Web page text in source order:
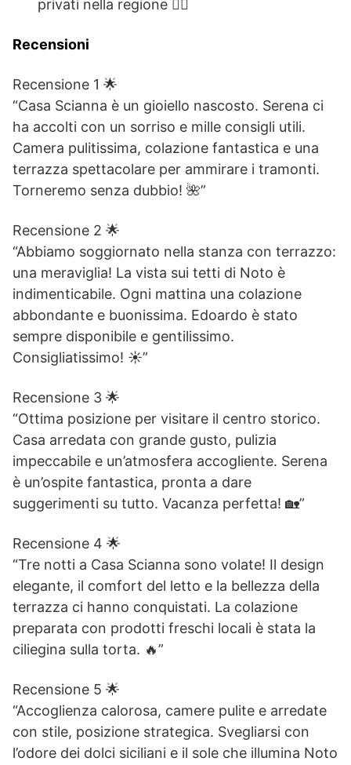
privati nella regione 🚶‍♂️
Recensioni
Recensione 1 🌟
“Casa Scianna è un gioiello nascosto. Serena ci
ha accolti con un sorriso e mille consigli utili.
Camera pulitissima, colazione fantastica e una
terrazza spettacolare per ammirare i tramonti.
Torneremo senza dubbio! 🌺”
Recensione 2 🌟
“Abbiamo soggiornato nella stanza con terrazzo:
una meraviglia! La vista sui tetti di Noto è
indimenticabile. Ogni mattina una colazione
abbondante e buonissima. Edoardo è stato
sempre disponibile e gentilissimo.
Consigliatissimo! ☀️”
Recensione 3 🌟
“Ottima posizione per visitare il centro storico.
Casa arredata con grande gusto, pulizia
impeccabile e un’atmosfera accogliente. Serena
è un’ospite fantastica, pronta a dare
suggerimenti su tutto. Vacanza perfetta! 🏡”
Recensione 4 🌟
“Tre notti a Casa Scianna sono volate! Il design
elegante, il comfort del letto e la bellezza della
terrazza ci hanno conquistati. La colazione
preparata con prodotti freschi locali è stata la
ciliegina sulla torta. 🔥”
Recensione 5 🌟
“Accoglienza calorosa, camere pulite e arredate
con stile, posizione strategica. Svegliarsi con
l’odore dei dolci siciliani e il sole che illumina Noto